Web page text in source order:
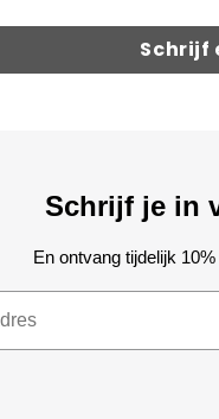
Schrijf
Schrijf je in
En ontvang tijdelijk